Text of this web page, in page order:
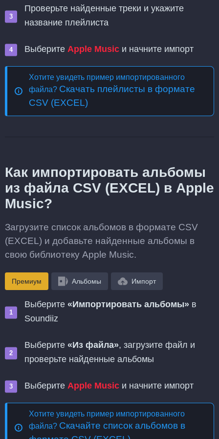
Проверьте найденные треки и укажите
название плейлиста
Выберите Apple Music и начните импорт
Хотите увидеть пример импортированного
файла? Скачать плейлисты в формате
CSV (EXCEL)
Как импортировать альбомы
из файла CSV (EXCEL) в Apple
Music?
Загрузите список альбомов в формате CSV
(EXCEL) и добавьте найденные альбомы в
свою библиотеку Apple Music.
Премиум Альбомы Импорт
Выберите «Импортировать альбомы» в
Soundiiz
Выберите «Из файла», загрузите файл и
проверьте найденные альбомы
Выберите Apple Music и начните импорт
Хотите увидеть пример импортированного
файла? Скачайте список альбомов в